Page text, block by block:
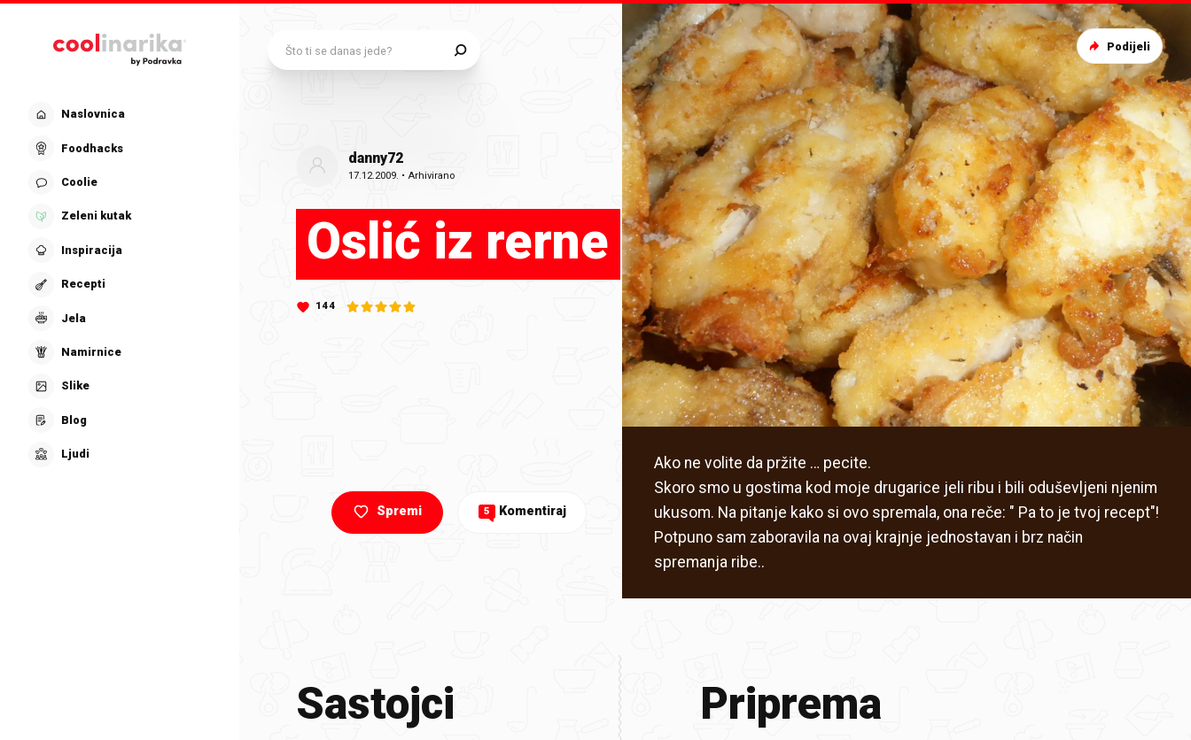
Naslovnica
Foodhacks
Coolie
Zeleni kutak
Inspiracija
Recepti
Jela
Namirnice
Slike
Blog
Ljudi
danny72
17.12.2009. •Arhivirano
Oslić iz rerne
144
Ako ne volite da pržite … pecite.
Skoro smo u gostima kod moje drugarice jeli ribu i bili oduševljeni njenim
ukusom. Na pitanje kako si ovo spremala, ona reče: " Pa to je tvoj recept"!
Potpuno sam zaboravila na ovaj krajnje jednostavan i brz način
spremanja ribe..
Spremi 5 Komentiraj
Podijeli
Sastojci Priprema
Što ti se danas jede?